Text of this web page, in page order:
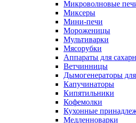
Микроволновые
Миксеры
Мини-печи
Мороженицы
Мультиварки
Мясорубки
Аппараты для
Ветчинницы
Дымогенераторы
Капучинаторы
Кипятильники
Кофемолки
Кухонные
Медленноварки